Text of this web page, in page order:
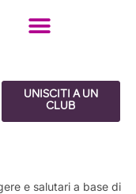
UNISCITI A UN
CLUB
e salutari a base di